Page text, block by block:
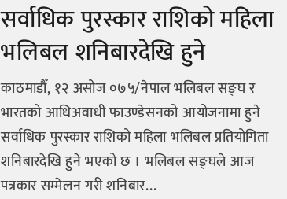
सर्वाधिक पुरस्कार राशिको महिला
भलिबल शनिबारदेखि हुने
काठमाडौँ, १२ असोज ०७५/नेपाल भलिबल सङ्घ र
भारतको आधिअवाधी फाउण्डेसनको आयोजनामा हुने
सर्वाधिक पुरस्कार राशिको महिला भलिबल प्रतियोगिता
शनिबारदेखि हुने भएको छ । भलिबल सङ्घले आज
पत्रकार सम्मेलन गरी शनिबार...